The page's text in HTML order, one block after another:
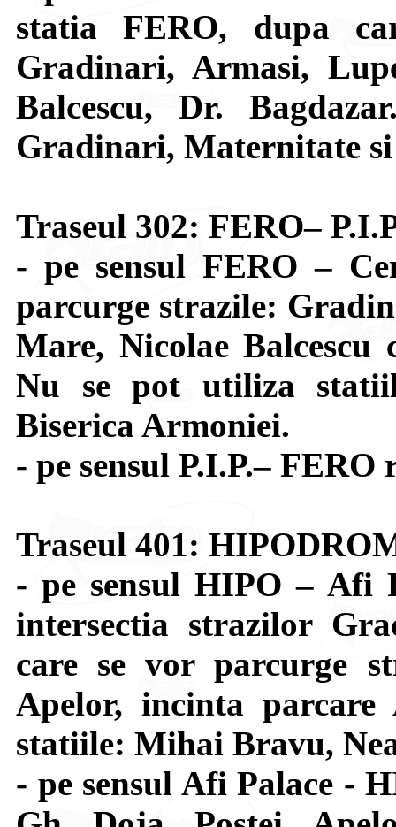
statia FERO, dupa
Gradinari, Armasi,
Balcescu, Dr.
Gradinari, Maternitate
Traseul 302: FERO–
- pe sensul FERO –
parcurge strazile:
Mare, Nicolae
Nu se pot utiliza
Biserica Armoniei.
- pe sensul P.I.P.–
Traseul 401:
- pe sensul HIPO – Afi
intersectia strazilor
care se vor parcurge
Apelor, incinta
statiile: Mihai Bravu,
- pe sensul Afi Palace -